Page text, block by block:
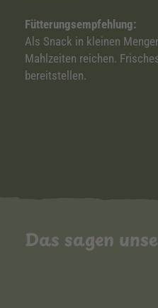
Fütterungsempfehlung:
Als Snack in kleinen
Mahlzeiten reichen.
bereitstellen.
Das sagen